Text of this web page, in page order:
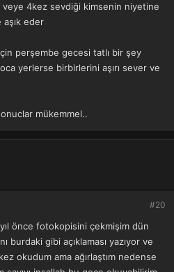
4kez sevdiği kimsenin niyetine
eder
perşembe gecesi tatlı bir şey
yerlerse birbirlerini aşırı sever ve
mükemmel..
#20
önce fotokopisini çekmişim dün
burdaki gibi açıklaması yazıyor ve
okudum ama ağırlaştım nedense